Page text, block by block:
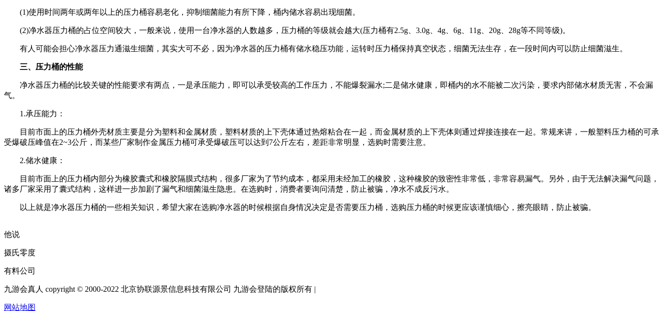
(1)使用时间两年或两年以上的压力桶容易老化，抑制细菌能力有所下降，桶内储水容易出现细菌。
(2)净水器压力桶的占位空间较大，一般来说，使用一台净水器的人数越多，压力桶的等级就会越大(压力桶有2.5g、3.0g、4g、6g、11g、20g、28g等不同等级)。
有人可能会担心净水器压力通滋生细菌，其实大可不必，因为净水器的压力桶有储水稳压功能，运转时压力桶保持真空状态，细菌无法生存，在一段时间内可以防止细菌滋生。
三、压力桶的性能
净水器压力桶的比较关键的性能要求有两点，一是承压能力，即可以承受较高的工作压力，不能爆裂漏水;二是储水健康，即桶内的水不能被二次污染，要求内部储水材质无害，不会漏
气。
1.承压能力：
目前市面上的压力桶外壳材质主要是分为塑料和金属材质，塑料材质的上下壳体通过热熔粘合在一起，而金属材质的上下壳体则通过焊接连接在一起。常规来讲，一般塑料压力桶的可承
受爆破压峰值在2~3公斤，而某些厂家制作金属压力桶可承受爆破压可以达到7公斤左右，差距非常明显，选购时需要注意。
2.储水健康：
目前市面上的压力桶内部分为橡胶囊式和橡胶隔膜式结构，很多厂家为了节约成本，都采用未经加工的橡胶，这种橡胶的致密性非常低，非常容易漏气。另外，由于无法解决漏气问题，
诸多厂家采用了囊式结构，这样进一步加剧了漏气和细菌滋生隐患。在选购时，消费者要询问清楚，防止被骗，净水不成反污水。
以上就是净水器压力桶的一些相关知识，希望大家在选购净水器的时候根据自身情况决定是否需要压力桶，选购压力桶的时候更应该谨慎细心，擦亮眼睛，防止被骗。
他说
摄氏零度
有料公司
九游会真人 copyright © 2000-2022 北京协联源景信息科技有限公司 九游会登陆的版权所有 |
网站地图